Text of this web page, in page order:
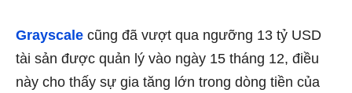
Grayscale cũng đã vượt qua ngưỡng 13 tỷ USD
tài sản được quản lý vào ngày 15 tháng 12, điều
này cho thấy sự gia tăng lớn trong dòng tiền của